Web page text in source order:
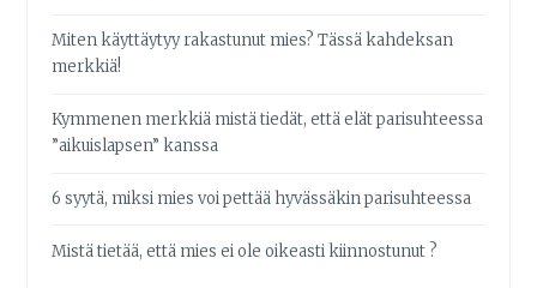
Miten käyttäytyy rakastunut mies? Tässä kahdeksan
merkkiä!
Kymmenen merkkiä mistä tiedät, että elät parisuhteessa
”aikuislapsen” kanssa
6 syytä, miksi mies voi pettää hyvässäkin parisuhteessa
Mistä tietää, että mies ei ole oikeasti kiinnostunut ?